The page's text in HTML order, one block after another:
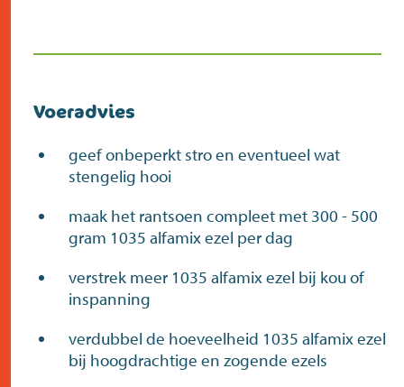
Voeradvies
geef onbeperkt stro en eventueel wat
stengelig hooi
maak het rantsoen compleet met 300 - 500
gram 1035 alfamix ezel per dag
verstrek meer 1035 alfamix ezel bij kou of
inspanning
verdubbel de hoeveelheid 1035 alfamix ezel
bij hoogdrachtige en zogende ezels